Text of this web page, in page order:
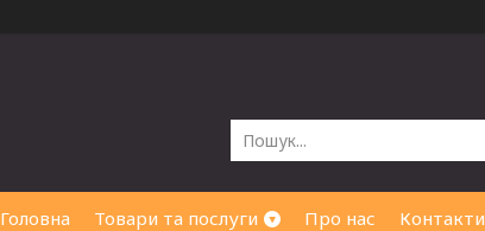
Головна Товари та послуги Про нас Контакти